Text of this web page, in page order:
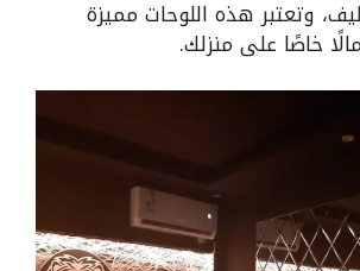
وتعتبر هذه اللوحات مميزة
خاصًا على منزلك.